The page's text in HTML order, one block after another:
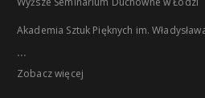
Akademia Sztuk Pięknych im.
...
Zobacz więcej